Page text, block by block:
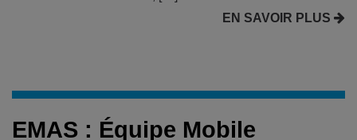
EN SAVOIR PLUS
EMAS : Équipe Mobile